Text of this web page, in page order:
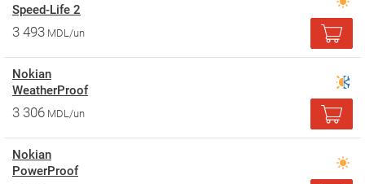
Speed-Life 2
3 493 MDL/un
Nokian
WeatherProof
3 306 MDL/un
Nokian
PowerProof